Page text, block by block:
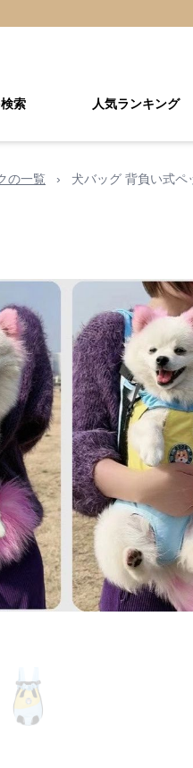
索 人気ランキング
の一覧 › 犬バッグ 背負い式ペ